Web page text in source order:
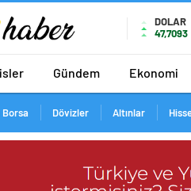
DOLAR
47,7093
Gündem Ekonomi
Borsa Dövizler Altınlar